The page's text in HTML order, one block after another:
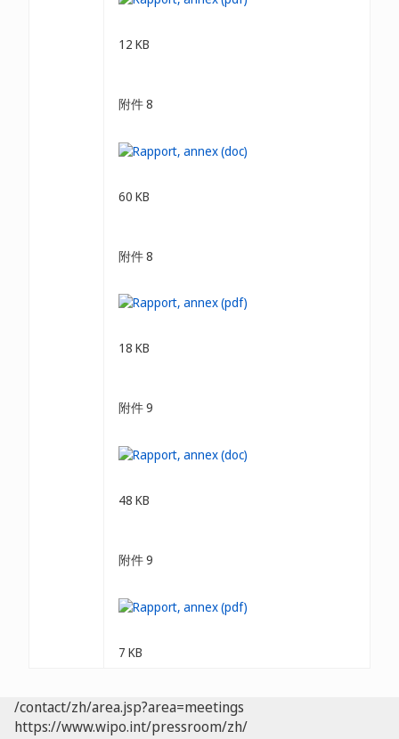
12 KB
附件 8
60 KB
附件 8
18 KB
附件 9
48 KB
附件 9
7 KB
/contact/zh/area.jsp?area=meetings
https://www.wipo.int/pressroom/zh/